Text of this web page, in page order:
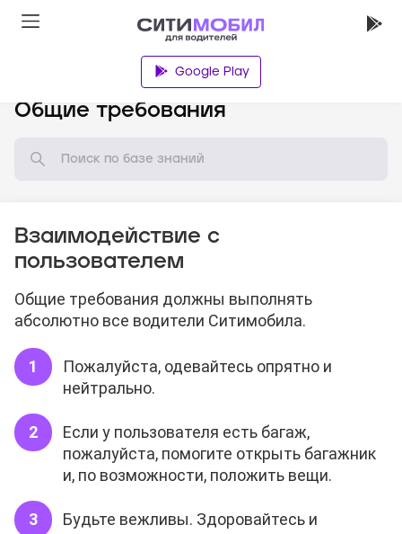
Google Play
Общие требования
Взаимодействие с
пользователем
Общие требования должны выполнять
абсолютно все водители Ситимобила.
Пожалуйста, одевайтесь опрятно и
нейтрально.
Если у пользователя есть багаж,
пожалуйста, помогите открыть багажник
и, по возможности, положить вещи.
Будьте вежливы. Здоровайтесь и